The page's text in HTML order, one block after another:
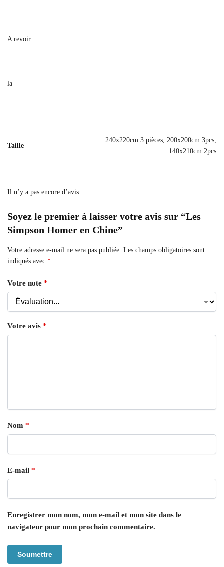
A revoir
la
Taille
240x220cm 3 pièces, 200x200cm 3pcs,
140x210cm 2pcs
Il n’y a pas encore d’avis.
Soyez le premier à laisser votre avis sur “Les
Simpson Homer en Chine”
Votre adresse e-mail ne sera pas publiée. Les champs obligatoires sont
indiqués avec *
Votre note *
Votre avis *
Nom *
E-mail *
Enregistrer mon nom, mon e-mail et mon site dans le
navigateur pour mon prochain commentaire.